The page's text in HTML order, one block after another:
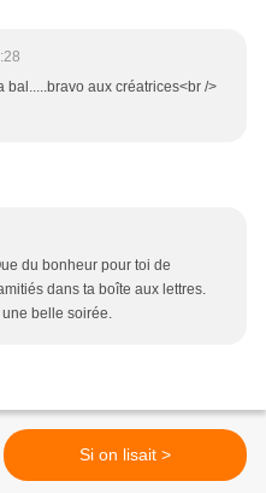
bal.....bravo aux créatrices<br />
du bonheur pour toi de
dans ta boîte aux lettres.
belle soirée.
Si on lisait >